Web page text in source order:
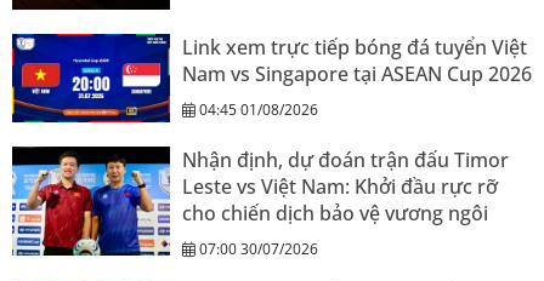
Link xem trực tiếp bóng đá tuyển Việt
Nam vs Singapore tại ASEAN Cup 2026
04:45 01/08/2026
Nhận định, dự đoán trận đấu Timor
Leste vs Việt Nam: Khởi đầu rực rỡ
cho chiến dịch bảo vệ vương ngôi
07:00 30/07/2026